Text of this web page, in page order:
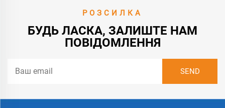
РОЗСИЛКА
БУДЬ ЛАСКА, ЗАЛИШТЕ НАМ
ПОВІДОМЛЕННЯ